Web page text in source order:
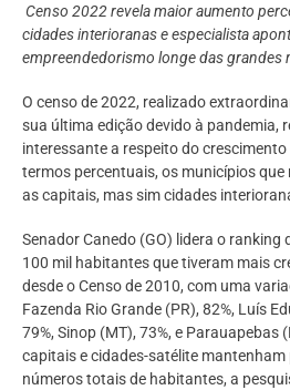
Censo 2022 revela maior aumento
cidades interioranas e especialista
empreendedorismo longe das grandes
O censo de 2022, realizado
sua última edição devido à pandemia,
interessante a respeito do
termos percentuais, os municípios
as capitais, mas sim cidades
Senador Canedo (GO) lidera o ranking
100 mil habitantes que tiveram mais
desde o Censo de 2010, com uma
Fazenda Rio Grande (PR), 82%, Luís
79%, Sinop (MT), 73%, e Parauapebas
capitais e cidades-satélite mantenham
números totais de habitantes, a